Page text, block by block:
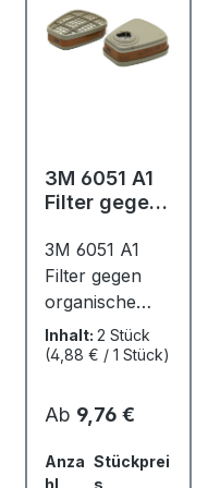
3M 6051 A1
Filter gegen
Gase &
Dämpfe (2
Stück)
3M 6051 A1
Filter gegen
organische
Gase &
DämpfeDer
Kombifilter
6051 hat die
Schutzstufe A1
Inhalt: 2 Stück
(4,88 € / 1 Stück)
Regulärer Preis:
Ab 9,76 €
Anza Stückprei